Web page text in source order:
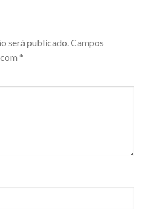
será publicado.Campos
*